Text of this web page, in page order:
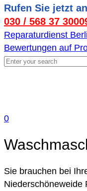
Rufen Sie jetzt
030 / 568 37
Reparaturdienst
Bewertungen auf
0
Sie brauchen bei
Niederschöneweide